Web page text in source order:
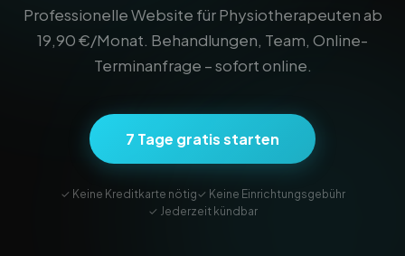
Professionelle Website für Physiotherapeuten ab
19,90 €/Monat. Behandlungen, Team, Online-
Terminanfrage – sofort online.
7 Tage gratis starten
✓ Keine Kreditkarte nötig✓ Keine Einrichtungsgebühr
✓ Jederzeit kündbar